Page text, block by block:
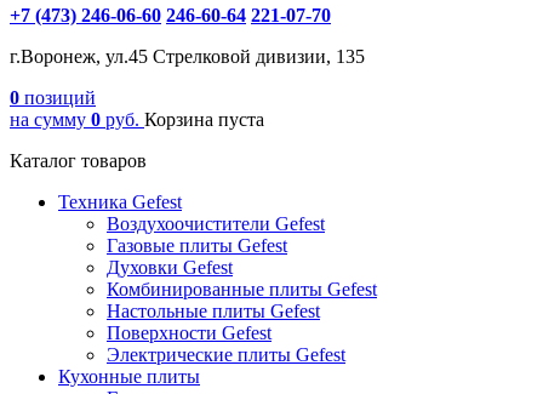
+7 (473) 246-06-60 246-60-64 221-07-70
г.Воронеж, ул.45 Стрелковой дивизии, 135
0 позиций
на сумму 0 руб. Корзина пуста
Каталог товаров
Техника Gefest
Воздухоочистители Gefest
Газовые плиты Gefest
Духовки Gefest
Комбинированные плиты Gefest
Настольные плиты Gefest
Поверхности Gefest
Электрические плиты Gefest
Кухонные плиты